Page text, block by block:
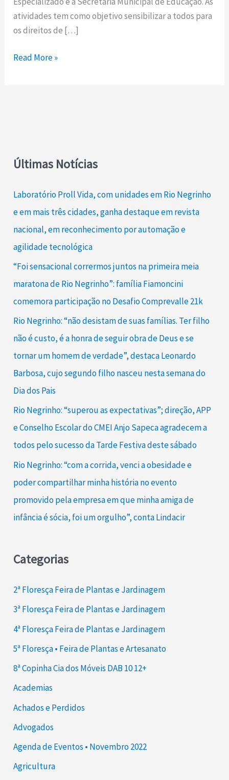
atividades tem como objetivo sensibilizar a todos para
os direitos de […]
feira
Negrinho
Read More »
Últimas Notícias
Laboratório Proll Vida, com unidades em Rio Negrinho
e em mais três cidades, ganha destaque em revista
nacional, em reconhecimento por automação e
agilidade tecnológica
“Foi sensacional corrermos juntos na primeira meia
maratona de Rio Negrinho”: família Fiamoncini
comemora participação no Desafio Comprevalle 21k
Rio Negrinho: “não desistam de suas famílias. Ter filho
não é custo, é a honra de seguir obra de Deus e se
tornar um homem de verdade”, destaca Leonardo
Barbosa, cujo segundo filho nasceu nesta semana do
Dia dos Pais
Rio Negrinho: “superou as expectativas”; direção, APP
e Conselho Escolar do CMEI Anjo Sapeca agradecem a
todos pelo sucesso da Tarde Festiva deste sábado
Rio Negrinho: “com a corrida, venci a obesidade e
poder compartilhar minha história no evento
promovido pela empresa em que minha amiga de
infância é sócia, foi um orgulho”, conta Lindacir
Categorias
2ª Floresça Feira de Plantas e Jardinagem
3ª Floresça Feira de Plantas e Jardinagem
4ª Floresça Feira de Plantas e Jardinagem
5ª Floresça • Feira de Plantas e Artesanato
8ª Copinha Cia dos Móveis DAB 10 12+
Academias
Achados e Perdidos
Advogados
Agenda de Eventos • Novembro 2022
Agricultura